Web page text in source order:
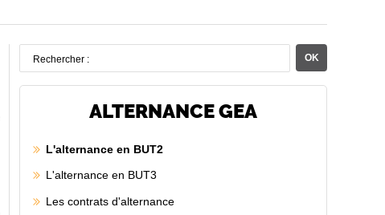
Rechercher :
ALTERNANCE GEA
L'alternance en BUT2
L'alternance en BUT3
Les contrats d'alternance